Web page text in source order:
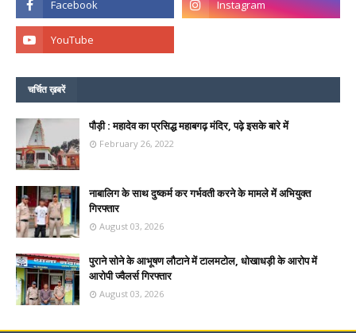
चर्चित ख़बरें
पौड़ी : महादेव का प्रसिद्ध महाबगढ़ मंदिर, पढ़े इसके बारे में
February 26, 2022
नाबालिग के साथ दुष्कर्म कर गर्भवती करने के मामले में अभियुक्त
गिरफ्तार
August 03, 2026
पुराने सोने के आभूषण लौटाने में टालमटोल, धोखाधड़ी के आरोप में
आरोपी ज्वैलर्स गिरफ्तार
August 03, 2026